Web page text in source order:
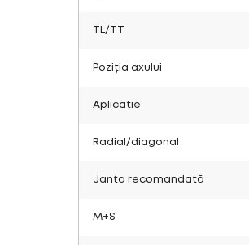
TL/TT
Poziția axului
Aplicație
Radial/diagonal
Janta recomandată
M+S